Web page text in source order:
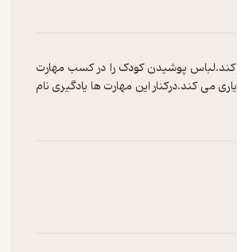
پوشیدن کودک را در کسب مهارت
می کند.درکنار این مهارت ها یادگیری نام